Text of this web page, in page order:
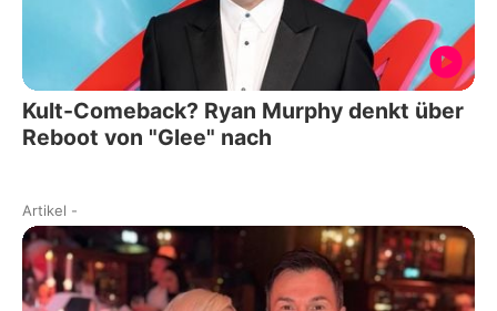
Kult-Comeback? Ryan Murphy denkt über
Reboot von "Glee" nach
Artikel -